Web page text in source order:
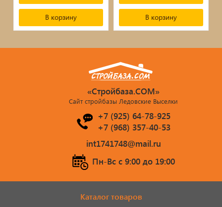
В корзину В корзину
«Стройбаза.COM»
Сайт стройбазы Ледовские Выселки
+7 (925) 64-78-925
+7 (968) 357-40-53
int1741748@mail.ru
Пн-Вс c 9:00 до 19:00
Каталог товаров